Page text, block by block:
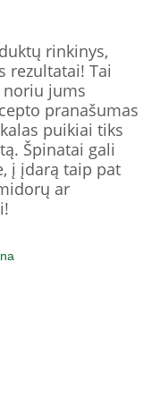
rinkinys,
rezultatai! Tai
jums
pranašumas
puikiai tiks
Špinatai gali
į įdarą taip pat
ar